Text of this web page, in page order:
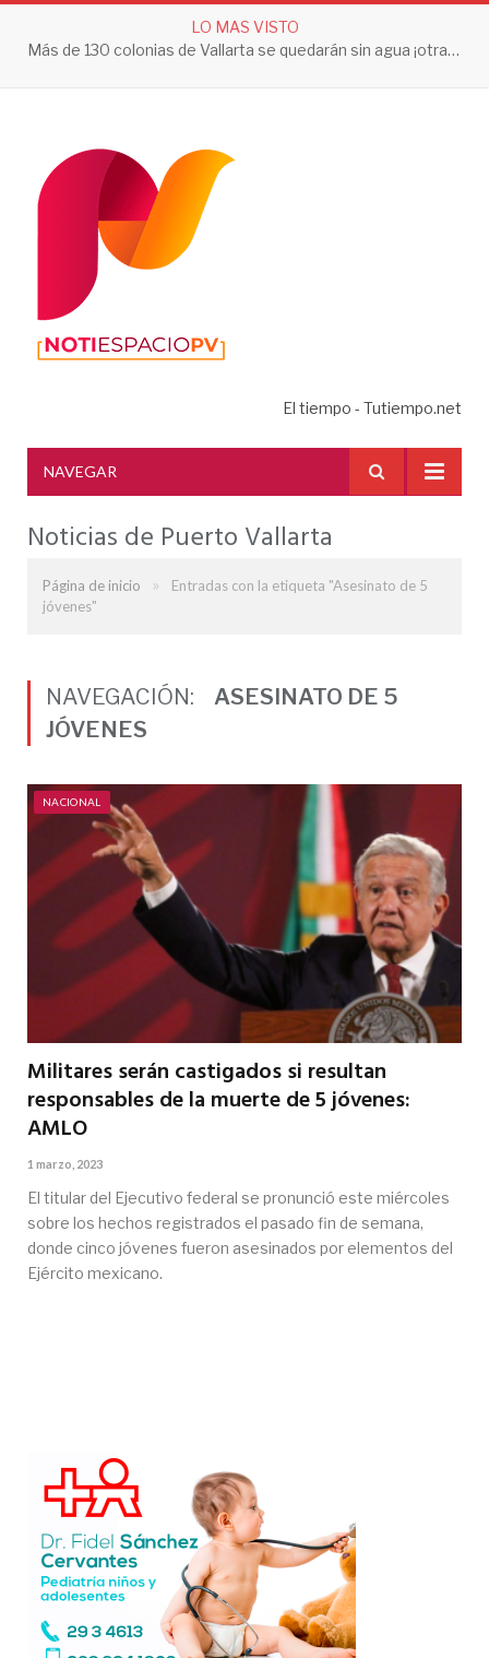
LO MAS VISTO
Más de 130 colonias de Vallarta se quedarán sin agua ¡otra vez!
El tiempo - Tutiempo.net
NAVEGAR
Noticias de Puerto Vallarta
Página de inicio »
Entradas con la etiqueta "Asesinato de 5
jóvenes"
NAVEGACIÓN:
ASESINATO DE 5
JÓVENES
NACIONAL
Militares serán castigados si resultan
responsables de la muerte de 5 jóvenes:
AMLO
1 marzo, 2023
El titular del Ejecutivo federal se pronunció este miércoles
sobre los hechos registrados el pasado fin de semana,
donde cinco jóvenes fueron asesinados por elementos del
Ejército mexicano.